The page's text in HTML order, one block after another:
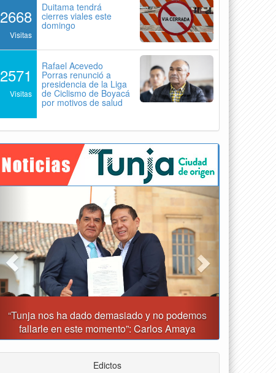
2668
Visitas
Duitama tendrá
cierres viales este
domingo
2571
Visitas
Rafael Acevedo
Porras renunció a
presidencia de la Liga
de Ciclismo de Boyacá
por motivos de salud
Tunja prohibirá este viernes la venta de licor, el uso
de drones y otras actividades
Next
Edictos